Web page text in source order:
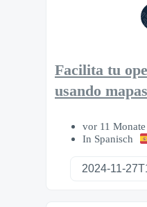
Facilita tu
usando
vor 11 Monate
In Spanisch